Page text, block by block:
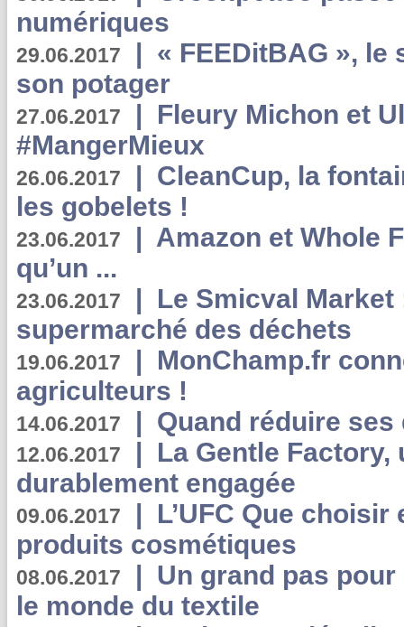
numériques
29.06.2017 | « FEEDitBAG », le
son potager
27.06.2017 | Fleury Michon et
#MangerMieux
26.06.2017 | CleanCup, la
les gobelets !
23.06.2017 | Amazon et Whole
qu’un ...
23.06.2017 | Le Smicval
supermarché des déchets
19.06.2017 | MonChamp.fr
agriculteurs !
14.06.2017 | Quand réduire
12.06.2017 | La Gentle
durablement engagée
09.06.2017 | L’UFC Que
produits cosmétiques
08.06.2017 | Un grand pas
le monde du textile